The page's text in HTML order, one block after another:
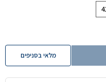
מלאי בסניפים